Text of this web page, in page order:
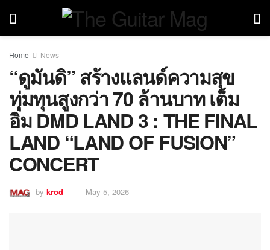
Home News
“ดูมันดิ” สร้างแลนด์ความสุข
ทุ่มทุนสูงกว่า 70 ล้านบาท เต็ม
อิ่ม DMD LAND 3 : THE FINAL
LAND “LAND OF FUSION”
CONCERT
by krod May 5, 2026